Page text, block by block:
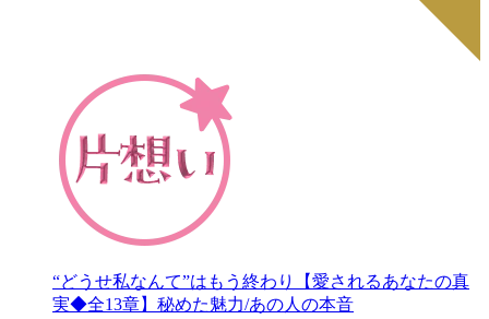
“どうせ私なんて”はもう終わり【愛されるあなたの真
実◆全13章】秘めた魅力/あの人の本音